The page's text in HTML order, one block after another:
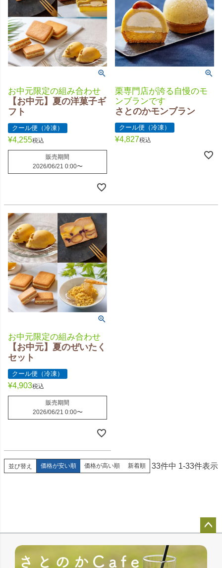
お中元限定の組み合わせ
【お中元】夏の洋菓子ギ
フト
クール便（冷凍）
¥4,255税込
販売期間
2026/06/21 0:00〜
栗専門店が誇る自慢のモ
ンブランです
さとのかモンブラン
クール便（冷凍）
¥4,827税込
お中元限定の組み合わせ
【お中元】夏のぜいたく
セット
クール便（冷凍）
¥4,903税込
販売期間
2026/06/21 0:00〜
並び替え 価格が安い順 価格が高い順 新着順 33件中 1-33件表示
ジト